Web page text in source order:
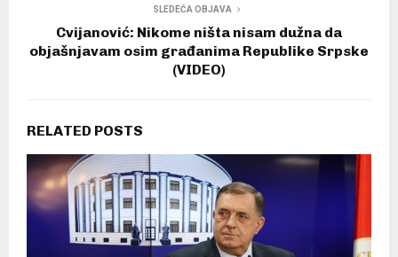
SLEDEĆA OBJAVA
Cvijanović: Nikome ništa nisam dužna da
objašnjavam osim građanima Republike Srpske
(VIDEO)
RELATED POSTS